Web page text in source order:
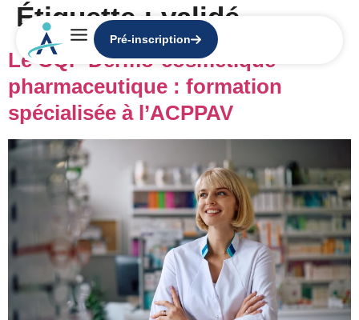
Pré-inscription
Étiquette :validé
Le CQP Dermo-cosmétique
pharmaceutique : formation
spécialisée à l’ACPPAV